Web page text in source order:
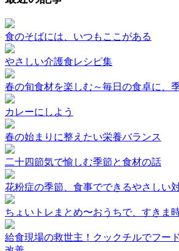
食のそばには、いつもここがある
やさしい介護食レシピ集
春の旬食材を楽しむ～毎日の食卓に、
カレーにしよう
春の始まりに整えたい栄養バランス
二十四節気で愉しむ季節と食材の話
花粉症の季節、食事でできるやさしい
ちょいトレまとめ〜おうちで、すきま
給食現場の救世主！クックチルでフー